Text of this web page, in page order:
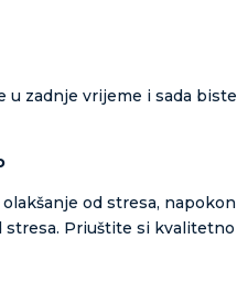
u zadnje vrijeme i sada
od stresa,
stresa. Priuštite si